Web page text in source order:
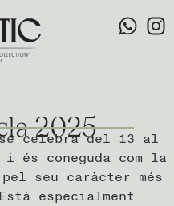
2025
celebra del 13 al
i és coneguda com la
seu caràcter més
especialment